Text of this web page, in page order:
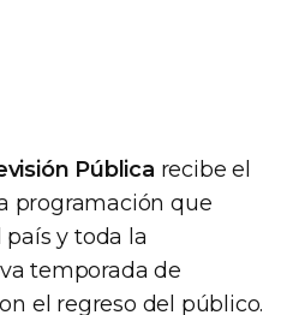
Pública recibe el
programación que
y toda la
temporada de
el regreso del público.